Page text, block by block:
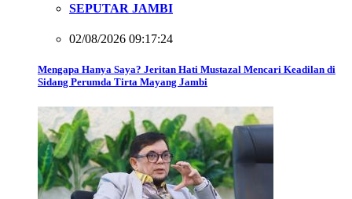
SEPUTAR JAMBI
02/08/2026 09:17:24
Mengapa Hanya Saya? Jeritan Hati Mustazal Mencari Keadilan di
Sidang Perumda Tirta Mayang Jambi